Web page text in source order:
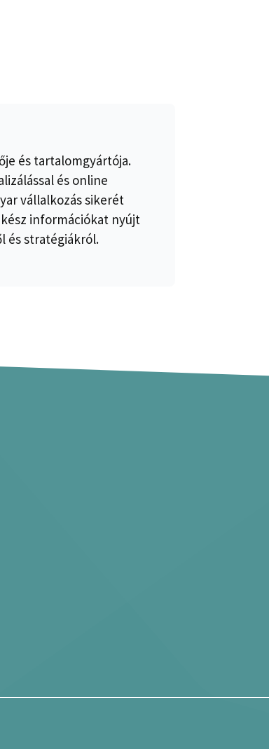
és tartalomgyártója.
és online
vállalkozás sikerét
információkat nyújt
és stratégiákról.